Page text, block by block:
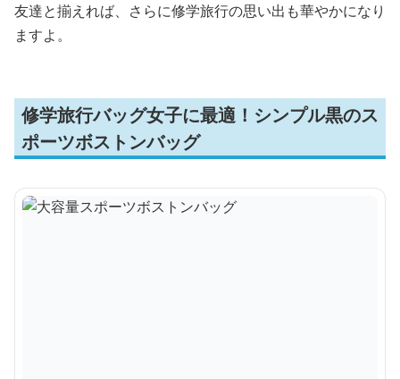
友達と揃えれば、さらに修学旅行の思い出も華やかになり
ますよ。
修学旅行バッグ女子に最適！シンプル黒のス
ポーツボストンバッグ